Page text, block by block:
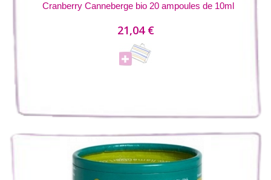
Cranberry Canneberge bio 20 ampoules de 10ml
21,04 €